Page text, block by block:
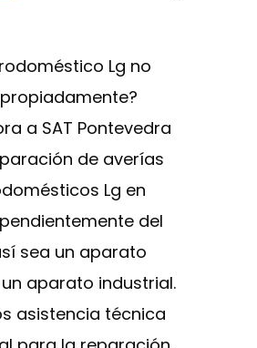
Lg no
a SAT Pontevedra
de averías
Lg en
del
sea un aparato
aparato industrial.
asistencia técnica